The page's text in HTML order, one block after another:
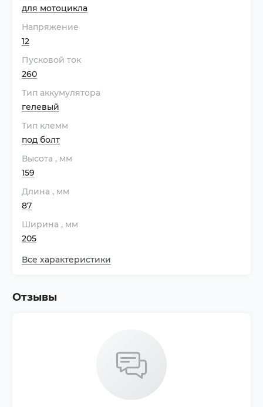
для мотоцикла
Напряжение
12
Пусковой ток
260
Тип аккумулятора
гелевый
Тип клемм
под болт
Высота , мм
159
Длина , мм
87
Ширина , мм
205
Все характеристики
Отзывы